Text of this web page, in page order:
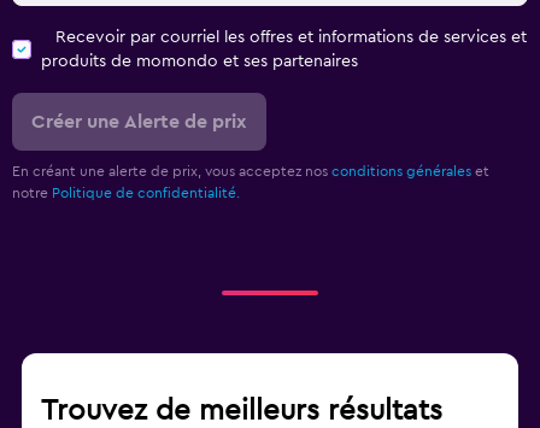
Recevoir par courriel les offres et informations de services et
produits de momondo et ses partenaires
Créer une Alerte de prix
En créant une alerte de prix, vous acceptez nos conditions générales et
notre Politique de confidentialité.
Trouvez de meilleurs résultats